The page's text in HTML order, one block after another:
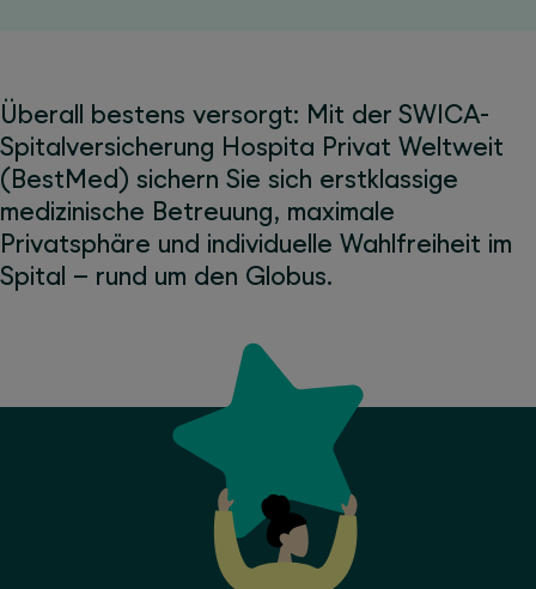
Überall bestens versorgt: Mit der SWICA-
Spitalversicherung Hospita Privat Weltweit
(BestMed) sichern Sie sich erstklassige
medizinische Betreuung, maximale
Privatsphäre und individuelle Wahlfreiheit im
Spital – rund um den Globus.